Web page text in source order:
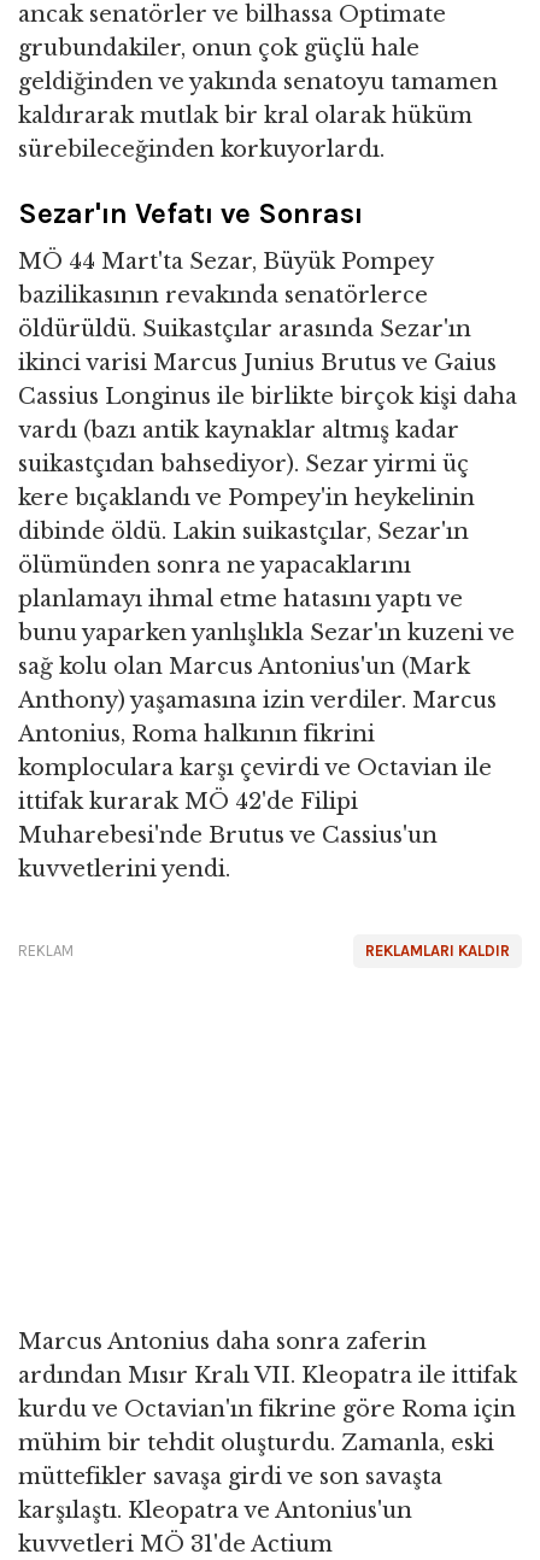
ancak senatörler ve bilhassa Optimate
grubundakiler, onun çok güçlü hale
geldiğinden ve yakında senatoyu tamamen
kaldırarak mutlak bir kral olarak hüküm
sürebileceğinden korkuyorlardı.
Sezar'ın Vefatı ve Sonrası
MÖ 44 Mart'ta Sezar, Büyük Pompey
bazilikasının revakında senatörlerce
öldürüldü. Suikastçılar arasında Sezar'ın
ikinci varisi Marcus Junius Brutus ve Gaius
Cassius Longinus ile birlikte birçok kişi daha
vardı (bazı antik kaynaklar altmış kadar
suikastçıdan bahsediyor). Sezar yirmi üç
kere bıçaklandı ve Pompey'in heykelinin
dibinde öldü. Lakin suikastçılar, Sezar'ın
ölümünden sonra ne yapacaklarını
planlamayı ihmal etme hatasını yaptı ve
bunu yaparken yanlışlıkla Sezar'ın kuzeni ve
sağ kolu olan Marcus Antonius'un (Mark
Anthony) yaşamasına izin verdiler. Marcus
Antonius, Roma halkının fikrini
komploculara karşı çevirdi ve Octavian ile
ittifak kurarak MÖ 42'de Filipi
Muharebesi'nde Brutus ve Cassius'un
kuvvetlerini yendi.
REKLAMLARI KALDIR
REKLAM
Marcus Antonius daha sonra zaferin
ardından Mısır Kralı VII. Kleopatra ile ittifak
kurdu ve Octavian'ın fikrine göre Roma için
mühim bir tehdit oluşturdu. Zamanla, eski
müttefikler savaşa girdi ve son savaşta
karşılaştı. Kleopatra ve Antonius'un
kuvvetleri MÖ 31'de Actium